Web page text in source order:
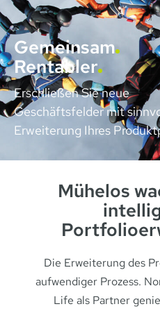
Gemeinsam
Rentabler
Erschließen Sie neue
Geschäftsfelder mit
Erweiterung Ihres
Mühelos
Die Erweiterung des
aufwendiger Prozess.
Life als Partner